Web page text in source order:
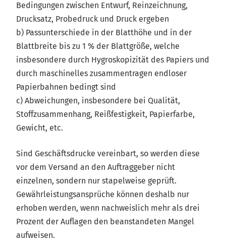
Bedingungen zwischen Entwurf, Reinzeichnung,
Drucksatz, Probedruck und Druck ergeben
b) Passunterschiede in der Blatthöhe und in der
Blattbreite bis zu 1 % der Blattgröße, welche
insbesondere durch Hygroskopizität des Papiers und
durch maschinelles zusammentragen endloser
Papierbahnen bedingt sind
c) Abweichungen, insbesondere bei Qualität,
Stoffzusammenhang, Reißfestigkeit, Papierfarbe,
Gewicht, etc.
Sind Geschäftsdrucke vereinbart, so werden diese
vor dem Versand an den Auftraggeber nicht
einzelnen, sondern nur stapelweise geprüft.
Gewährleistungsansprüche können deshalb nur
erhoben werden, wenn nachweislich mehr als drei
Prozent der Auflagen den beanstandeten Mangel
aufweisen.